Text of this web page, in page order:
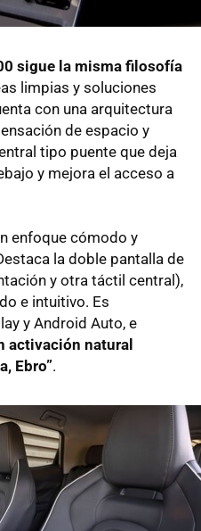
sigue la misma filosofía
limpias y soluciones
con una arquitectura
de espacio y
tipo puente que deja
y mejora el acceso a
enfoque cómodo y
la doble pantalla de
y otra táctil central),
e intuitivo. Es
y Android Auto, e
activación natural
Ebro”.